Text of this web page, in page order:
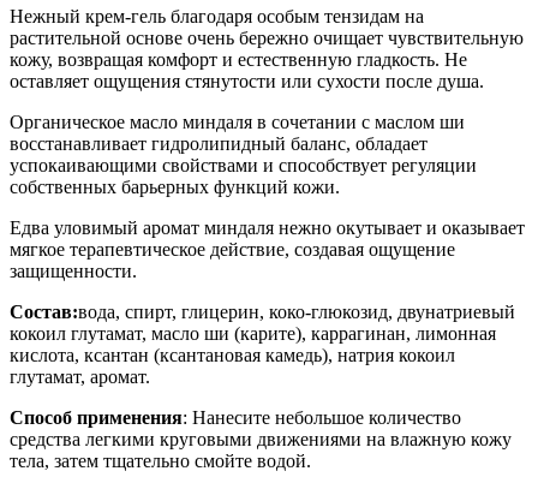
Нежный крем-гель благодаря особым тензидам на
растительной основе очень бережно очищает чувствительную
кожу, возвращая комфорт и естественную гладкость. Не
оставляет ощущения стянутости или сухости после душа.
Органическое масло миндаля в сочетании с маслом ши
восстанавливает гидролипидный баланс, обладает
успокаивающими свойствами и способствует регуляции
собственных барьерных функций кожи.
Едва уловимый аромат миндаля нежно окутывает и оказывает
мягкое терапевтическое действие, создавая ощущение
защищенности.
Состав:вода, спирт, глицерин, коко-глюкозид, двунатриевый
кокоил глутамат, масло ши (карите), каррагинан, лимонная
кислота, ксантан (ксантановая камедь), натрия кокоил
глутамат, аромат.
Способ применения: Нанесите небольшое количество
средства легкими круговыми движениями на влажную кожу
тела, затем тщательно смойте водой.